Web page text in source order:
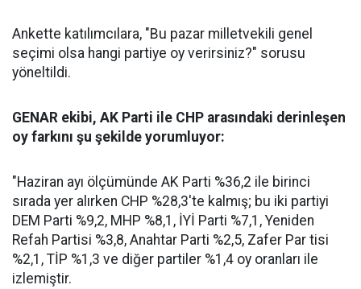
Ankette katılımcılara, "Bu pazar milletvekili genel
seçimi olsa hangi partiye oy verirsiniz?" sorusu
yöneltildi.
GENAR ekibi, AK Parti ile CHP arasındaki derinleşen
oy farkını şu şekilde yorumluyor:
"Haziran ayı ölçümünde AK Parti %36,2 ile birinci
sırada yer alırken CHP %28,3'te kalmış; bu iki partiyi
DEM Parti %9,2, MHP %8,1, İYİ Parti %7,1, Yeniden
Refah Partisi %3,8, Anahtar Parti %2,5, Zafer Par tisi
%2,1, TİP %1,3 ve diğer partiler %1,4 oy oranları ile
izlemiştir.